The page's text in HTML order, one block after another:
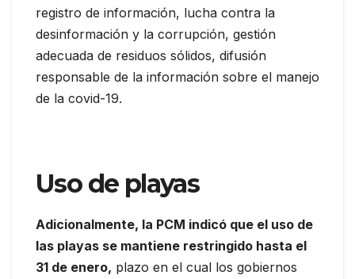
registro de información, lucha contra la
desinformación y la corrupción, gestión
adecuada de residuos sólidos, difusión
responsable de la información sobre el manejo
de la covid-19.
Uso de playas
Adicionalmente, la PCM indicó que el uso de
las playas se mantiene restringido hasta el
31 de enero, plazo en el cual los gobiernos